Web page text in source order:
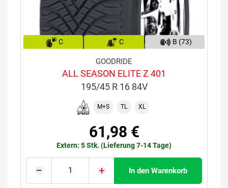
C C B (73)
GOODRIDE
ALL SEASON ELITE Z 401
195/45 R 16 84V
M+S TL XL
61,98 €
Extern: 5 Stk. (Lieferung 7-14 Tage)
In den Warenkorb